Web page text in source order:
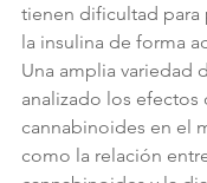
tienen dificultad para
la insulina de forma
Una amplia variedad
analizado los efectos
cannabinoides en el
como la relación